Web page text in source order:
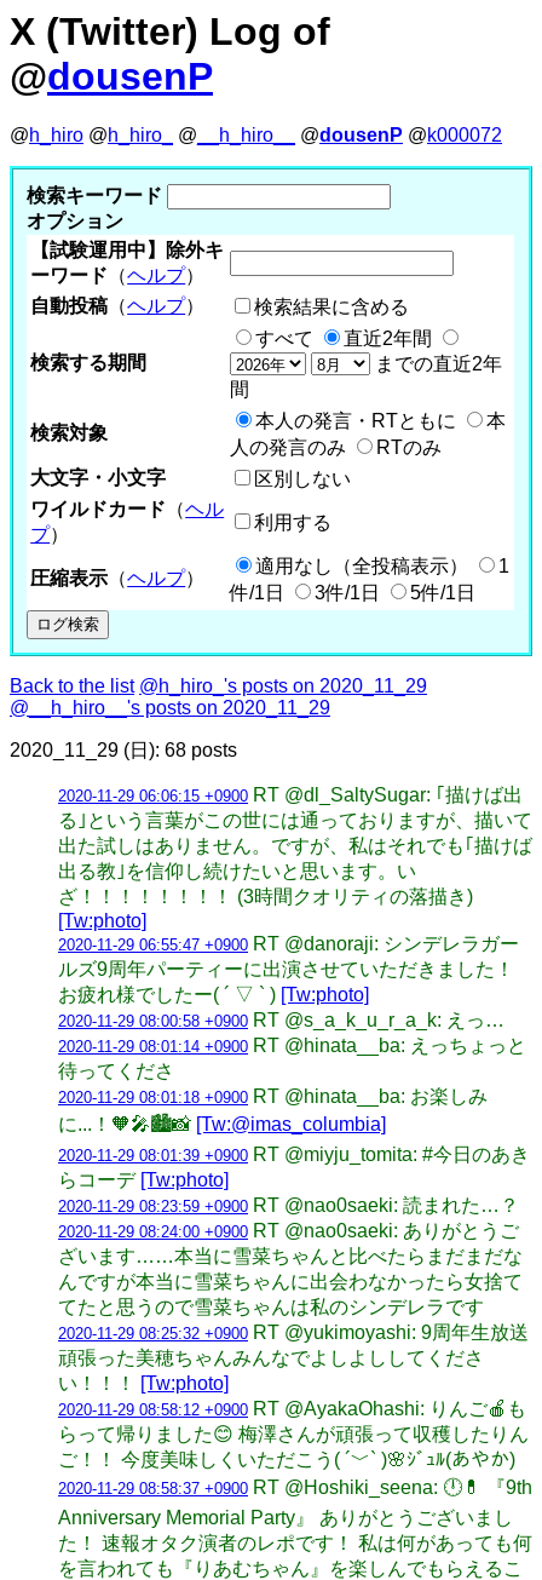
X (Twitter) Log of
@dousenP
@h_hiro @h_hiro_ @ __h_hiro__ @dousenP @k000072
検索キーワード
オプション
【試験運用中】除外キ
ーワード （ヘルプ）
自動投稿 （ヘルプ） 検索結果に含める
検索する期間
すべて
直近2年間
までの直近2年
間
検索対象
本人の発言・RTともに
本
人の発言のみ
RTのみ
大文字・小文字
区別しない
ワイルドカード （ヘル
プ）
利用する
圧縮表示 （ヘルプ）
適用なし（全投稿表示）
1
件/1日
3件/1日 5件/1日
Back to the list @h_hiro_'s posts on 2020_11_29
@__h_hiro__'s posts on 2020_11_29
2020_11_29 (日): 68 posts
2020-11-29 06:06:15 +0900 RT @dl_SaltySugar: ｢描けば出
る｣という言葉がこの世には通っておりますが、描いて
出た試しはありません。ですが、私はそれでも｢描けば
出る教｣を信仰し続けたいと思います。い
ざ！！！！！！！！ (3時間クオリティの落描き)
[Tw:photo]
2020-11-29 06:55:47 +0900 RT @danoraji: シンデレラガー
ルズ9周年パーティーに出演させていただきました！
お疲れ様でしたー( ´ ▽ ` ) [Tw:photo]
2020-11-29 08:00:58 +0900 RT @s_a_k_u_r_a_k: えっ…
2020-11-29 08:01:14 +0900 RT @hinata__ba: えっちょっと
待ってくださ
2020-11-29 08:01:18 +0900 RT @hinata__ba: お楽しみ
に...！🧡🎤🏙📸 [Tw:@imas_columbia]
2020-11-29 08:01:39 +0900 RT @miyju_tomita: #今日のあき
らコーデ [Tw:photo]
2020-11-29 08:23:59 +0900 RT @nao0saeki: 読まれた…？
2020-11-29 08:24:00 +0900 RT @nao0saeki: ありがとうご
ざいます……本当に雪菜ちゃんと比べたらまだまだな
んですが本当に雪菜ちゃんに出会わなかったら女捨て
てたと思うので雪菜ちゃんは私のシンデレラです
2020-11-29 08:25:32 +0900 RT @yukimoyashi: 9周年生放送
頑張った美穂ちゃんみんなでよしよししてくださ
い！！！
[Tw:photo]
2020-11-29 08:58:12 +0900 RT @AyakaOhashi: りんご🍎も
らって帰りました😊 梅澤さんが頑張って収穫したりん
ご！！ 今度美味しくいただこう( ´﹀` )🌸ｼﾞｭﾙ(あやか)
2020-11-29 08:58:37 +0900 RT @Hoshiki_seena: 🕛💊 『9th
Anniversary Memorial Party』 ありがとうございまし
た！ 速報オタク演者のレポです！ 私は何があっても何
を言われても『りあむちゃん』を楽しんでもらえるこ